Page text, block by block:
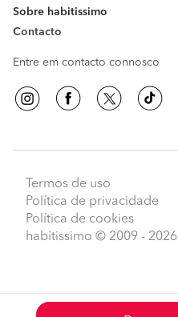
Sobre habitissimo
Contacto
Entre em contacto connosco
Termos de uso
Política de privacidade
Política de cookies
habitissimo © 2009 - 2026